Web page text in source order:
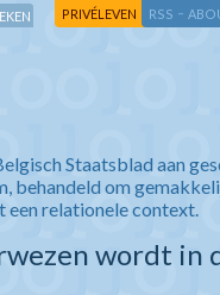
PRIVÉLEVEN RSS -
Staatsblad aan
behandeld om
relationele context.
wordt in